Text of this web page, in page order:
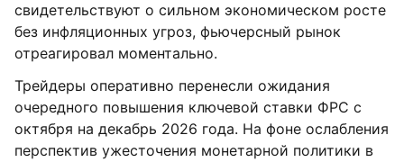
свидетельствуют о сильном экономическом росте
без инфляционных угроз, фьючерсный рынок
отреагировал моментально.
Трейдеры оперативно перенесли ожидания
очередного повышения ключевой ставки ФРС с
октября на декабрь 2026 года. На фоне ослабления
перспектив ужесточения монетарной политики в